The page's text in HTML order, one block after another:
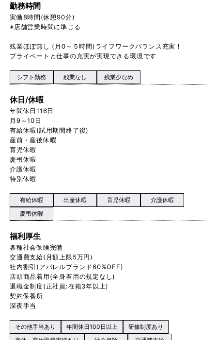
勤務時間
実働8時間(休憩90分)
※店舗営業時間に準じる
残業ほぼ無し (月0～５時間)ライフワークバランス充実！
プライベートと仕事の充実が実現できる環境です
シフト勤務 残業なし 残業少なめ
休日/休暇
年間休日116日
月9～10日
有給休暇(試用期間終了後)
産前・産後休暇
育児休暇
慶弔休暇
介護休暇
特別休暇
有給休暇 出産休暇 育児休暇
介護休暇
慶弔休暇
福利厚生
各種社会保険完備
交通費支給(月額上限5万円)
社内割引(アパレルブランド60%OFF)
店頭商品着用(全身着用の規定なし)
退職金制度(正社員:在籍3年以上)
契約保養所
深夜手当
その他手当あり 年間休日100日以上
研修制度あり